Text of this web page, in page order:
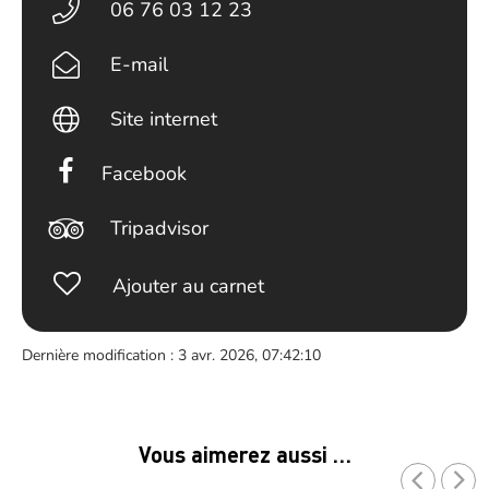
06 76 03 12 23
E-mail
Site internet
Facebook
Tripadvisor
Ajouter au carnet
Dernière modification : 3 avr. 2026, 07:42:10
Vous aimerez aussi …